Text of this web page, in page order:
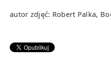
autor zdjęć: Robert Palka,